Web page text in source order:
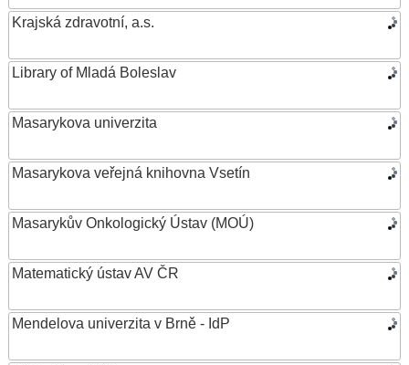
Krajská zdravotní, a.s.
Library of Mladá Boleslav
Masarykova univerzita
Masarykova veřejná knihovna Vsetín
Masarykův Onkologický Ústav (MOÚ)
Matematický ústav AV ČR
Mendelova univerzita v Brně - IdP